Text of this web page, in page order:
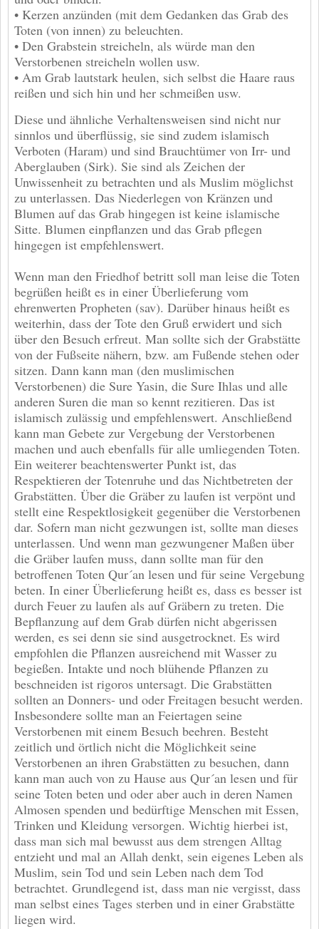
• Kerzen anzünden (mit dem Gedanken das Grab des
Toten (von innen) zu beleuchten.
• Den Grabstein streicheln, als würde man den
Verstorbenen streicheln wollen usw.
• Am Grab lautstark heulen, sich selbst die Haare raus
reißen und sich hin und her schmeißen usw.
Diese und ähnliche Verhaltensweisen sind nicht nur
sinnlos und überflüssig, sie sind zudem islamisch
Verboten (Haram) und sind Brauchtümer von Irr- und
Aberglauben (Sirk). Sie sind als Zeichen der
Unwissenheit zu betrachten und als Muslim möglichst
zu unterlassen. Das Niederlegen von Kränzen und
Blumen auf das Grab hingegen ist keine islamische
Sitte. Blumen einpflanzen und das Grab pflegen
hingegen ist empfehlenswert.
Wenn man den Friedhof betritt soll man leise die Toten
begrüßen heißt es in einer Überlieferung vom
ehrenwerten Propheten (sav). Darüber hinaus heißt es
weiterhin, dass der Tote den Gruß erwidert und sich
über den Besuch erfreut. Man sollte sich der Grabstätte
von der Fußseite nähern, bzw. am Fußende stehen oder
sitzen. Dann kann man (den muslimischen
Verstorbenen) die Sure Yasin, die Sure Ihlas und alle
anderen Suren die man so kennt rezitieren. Das ist
islamisch zulässig und empfehlenswert. Anschließend
kann man Gebete zur Vergebung der Verstorbenen
machen und auch ebenfalls für alle umliegenden Toten.
Ein weiterer beachtenswerter Punkt ist, das
Respektieren der Totenruhe und das Nichtbetreten der
Grabstätten. Über die Gräber zu laufen ist verpönt und
stellt eine Respektlosigkeit gegenüber die Verstorbenen
dar. Sofern man nicht gezwungen ist, sollte man dieses
unterlassen. Und wenn man gezwungener Maßen über
die Gräber laufen muss, dann sollte man für den
betroffenen Toten Qur´an lesen und für seine Vergebung
beten. In einer Überlieferung heißt es, dass es besser ist
durch Feuer zu laufen als auf Gräbern zu treten. Die
Bepflanzung auf dem Grab dürfen nicht abgerissen
werden, es sei denn sie sind ausgetrocknet. Es wird
empfohlen die Pflanzen ausreichend mit Wasser zu
begießen. Intakte und noch blühende Pflanzen zu
beschneiden ist rigoros untersagt. Die Grabstätten
sollten an Donners- und oder Freitagen besucht werden.
Insbesondere sollte man an Feiertagen seine
Verstorbenen mit einem Besuch beehren. Besteht
zeitlich und örtlich nicht die Möglichkeit seine
Verstorbenen an ihren Grabstätten zu besuchen, dann
kann man auch von zu Hause aus Qur´an lesen und für
seine Toten beten und oder aber auch in deren Namen
Almosen spenden und bedürftige Menschen mit Essen,
Trinken und Kleidung versorgen. Wichtig hierbei ist,
dass man sich mal bewusst aus dem strengen Alltag
entzieht und mal an Allah denkt, sein eigenes Leben als
Muslim, sein Tod und sein Leben nach dem Tod
betrachtet. Grundlegend ist, dass man nie vergisst, dass
man selbst eines Tages sterben und in einer Grabstätte
liegen wird.